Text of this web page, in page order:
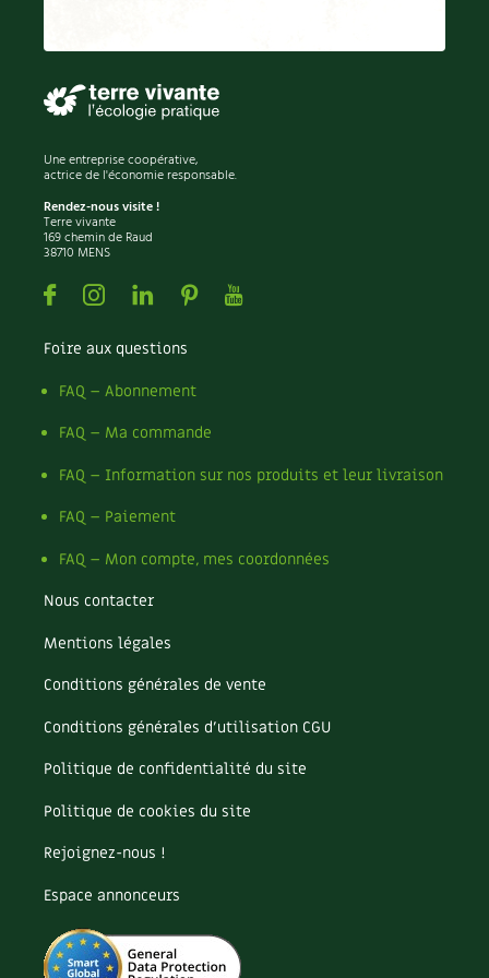
Habitat écologique
Matériaux écologiques
Énergie
Gestion de l’eau
Entretien de la maison
Décoration et petit bricolage
Santé et bien-être
Société et alternatives
Vivre l’écologie
Protéger la nature
Enfants
Actions pour la planète
Les 4 saisons
Archives
Expés
Bonnes adresses
Liste des pépiniéristes
Mieux consommer
Une entreprise coopérative,
actrice de l'économie responsable.
Rendez-nous visite !
Terre vivante
169 chemin de Raud
38710 MENS
FacebookInstagramLinkedin
PinterestYoutube
Foire aux questions
FAQ – Abonnement
FAQ – Ma commande
FAQ – Information sur nos produits et leur livraison
FAQ – Paiement
FAQ – Mon compte, mes coordonnées
Nous contacter
Mentions légales
Conditions générales de vente
Conditions générales d’utilisation CGU
Politique de confidentialité du site
Politique de cookies du site
Rejoignez-nous !
Espace annonceurs